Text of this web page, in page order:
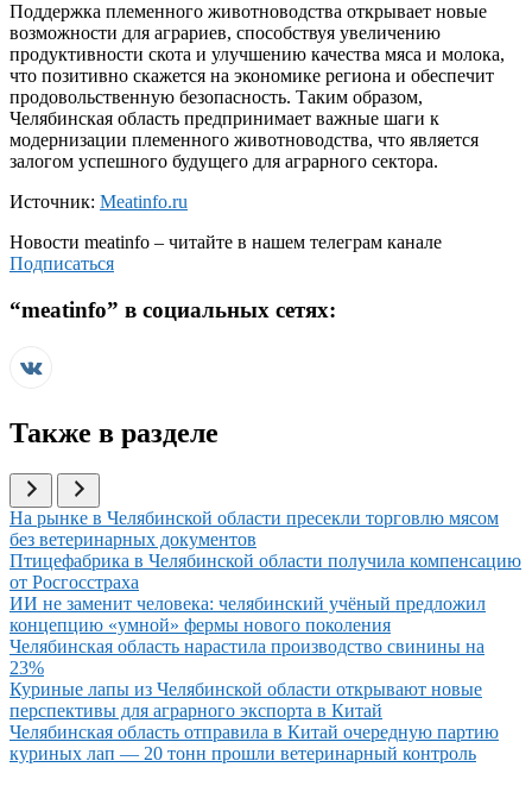
Поддержка племенного животноводства открывает новые
возможности для аграриев, способствуя увеличению
продуктивности скота и улучшению качества мяса и молока,
что позитивно скажется на экономике региона и обеспечит
продовольственную безопасность. Таким образом,
Челябинская область предпринимает важные шаги к
модернизации племенного животноводства, что является
залогом успешного будущего для аграрного сектора.
Источник: Meatinfo.ru
Новости meatinfo – читайте в нашем телеграм канале
Подписаться
“meatinfo” в социальных сетях:
Также в разделе
Иллюстрация новости
На рынке в Челябинской области пресекли торговлю мясом
без ветеринарных документов
Иллюстрация новости
Птицефабрика в Челябинской области получила компенсацию
от Росгосстраха
Иллюстрация новости
ИИ не заменит человека: челябинский учёный предложил
концепцию «умной» фермы нового поколения
Иллюстрация новости
Челябинская область нарастила производство свинины на
23%
Иллюстрация новости
Куриные лапы из Челябинской области открывают новые
перспективы для аграрного экспорта в Китай
Иллюстрация новости
Челябинская область отправила в Китай очередную партию
куриных лап — 20 тонн прошли ветеринарный контроль